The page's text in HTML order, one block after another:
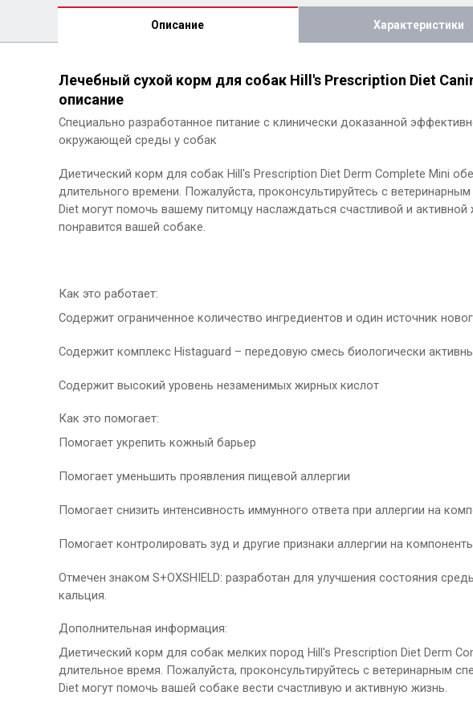
Описание Характеристики
Лечебный сухой корм для собак Hill's Prescription Diet
описание
Специально разработанное питание с клинически доказанной
окружающей среды у собак
Диетический корм для собак Hill's Prescription Diet Derm Complete Mini
длительного времени. Пожалуйста, проконсультируйтесь с
Diet могут помочь вашему питомцу наслаждаться счастливой и
понравится вашей собаке.
Как это работает:
Содержит ограниченное количество ингредиентов и один источник
Содержит комплекс Histaguard – передовую смесь биологически
Содержит высокий уровень незаменимых жирных кислот
Как это помогает:
Помогает укрепить кожный барьер
Помогает уменьшить проявления пищевой аллергии
Помогает снизить интенсивность иммунного ответа при аллергии на
Помогает контролировать зуд и другие признаки аллергии на
Отмечен знаком S+OXSHIELD: разработан для улучшения состояния
кальция.
Дополнительная информация:
Диетический корм для собак мелких пород Hill's Prescription Diet Derm
длительное время. Пожалуйста, проконсультируйтесь с ветеринарным
Diet могут помочь вашей собаке вести счастливую и активную жизнь.